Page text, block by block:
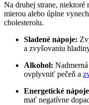
Na druhej strane,
mierou alebo úplne
cholesterolu.
Sladené nápoje:
a zvyšovaniu
Alkohol:
ovplyvniť pečeň a ⁤
Energetické
mať negatívne